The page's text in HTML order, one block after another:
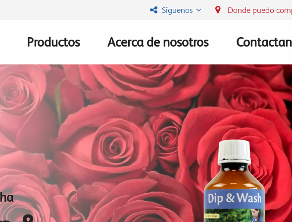
Síguenos Donde puedo
Main
navigation
Productos Acerca de nosotros